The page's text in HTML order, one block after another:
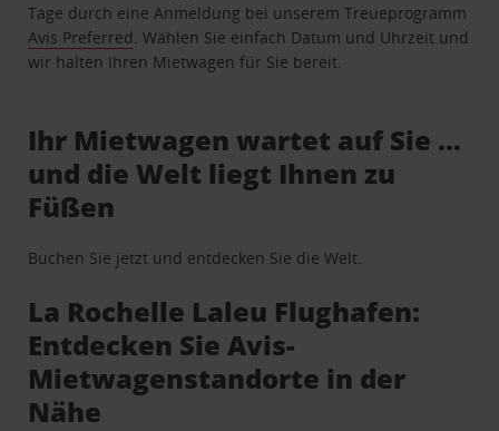
Tage durch eine Anmeldung bei unserem Treueprogramm
Avis Preferred . Wählen Sie einfach Datum und Uhrzeit und
wir halten Ihren Mietwagen für Sie bereit.
Ihr Mietwagen wartet auf Sie …
und die Welt liegt Ihnen zu
Füßen
Buchen Sie jetzt und entdecken Sie die Welt.
La Rochelle Laleu Flughafen:
Entdecken Sie Avis-
Mietwagenstandorte in der
Nähe